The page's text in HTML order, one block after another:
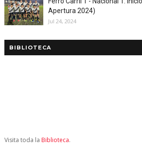
Apertura 2024)
Jul 24, 2024
BIBLIOTECA
Visita toda la Biblioteca.